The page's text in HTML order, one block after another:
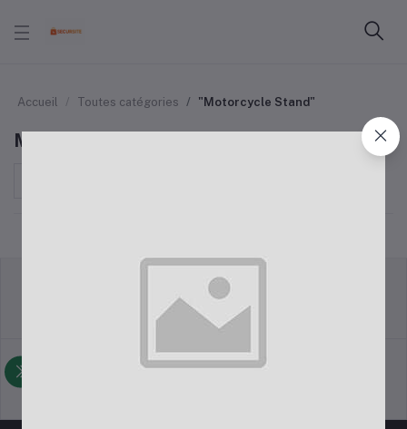
Accueil Toutes catégories "Motorcycle Stand"
Motorcycle Stand
Termes et conditions
Politique de retour